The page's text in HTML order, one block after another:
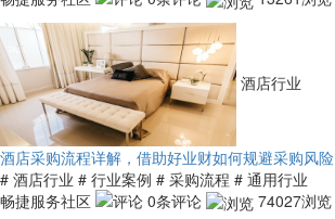
酒店行业
酒店采购流程详解，借助好业财如何规避采购风险
# 酒店行业 # 行业案例 # 采购流程 # 通用行业
畅捷服务社区
0条评论 74027浏览